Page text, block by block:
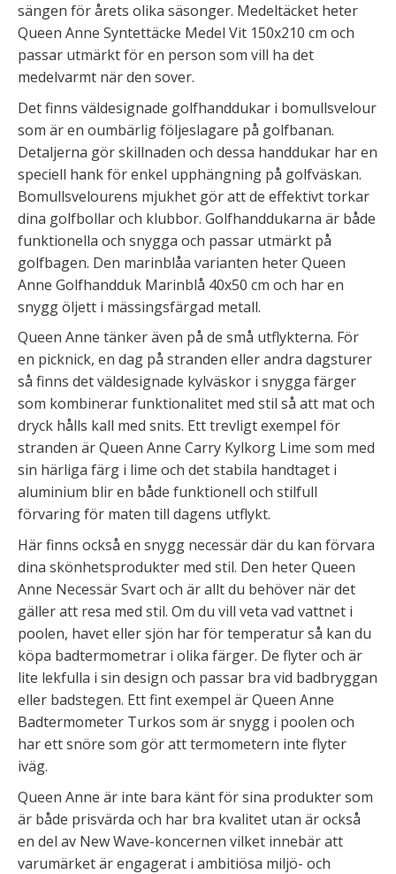
sängen för årets olika säsonger. Medeltäcket heter
Queen Anne Syntettäcke Medel Vit 150x210 cm och
passar utmärkt för en person som vill ha det
medelvarmt när den sover.
Det finns väldesignade golfhanddukar i bomullsvelour
som är en oumbärlig följeslagare på golfbanan.
Detaljerna gör skillnaden och dessa handdukar har en
speciell hank för enkel upphängning på golfväskan.
Bomullsvelourens mjukhet gör att de effektivt torkar
dina golfbollar och klubbor. Golfhanddukarna är både
funktionella och snygga och passar utmärkt på
golfbagen. Den marinblåa varianten heter Queen
Anne Golfhandduk Marinblå 40x50 cm och har en
snygg öljett i mässingsfärgad metall.
Queen Anne tänker även på de små utflykterna. För
en picknick, en dag på stranden eller andra dagsturer
så finns det väldesignade kylväskor i snygga färger
som kombinerar funktionalitet med stil så att mat och
dryck hålls kall med snits. Ett trevligt exempel för
stranden är Queen Anne Carry Kylkorg Lime som med
sin härliga färg i lime och det stabila handtaget i
aluminium blir en både funktionell och stilfull
förvaring för maten till dagens utflykt.
Här finns också en snygg necessär där du kan förvara
dina skönhetsprodukter med stil. Den heter Queen
Anne Necessär Svart och är allt du behöver när det
gäller att resa med stil. Om du vill veta vad vattnet i
poolen, havet eller sjön har för temperatur så kan du
köpa badtermometrar i olika färger. De flyter och är
lite lekfulla i sin design och passar bra vid badbryggan
eller badstegen. Ett fint exempel är Queen Anne
Badtermometer Turkos som är snygg i poolen och
har ett snöre som gör att termometern inte flyter
iväg.
Queen Anne är inte bara känt för sina produkter som
är både prisvärda och har bra kvalitet utan är också
en del av New Wave-koncernen vilket innebär att
varumärket är engagerat i ambitiösa miljö- och